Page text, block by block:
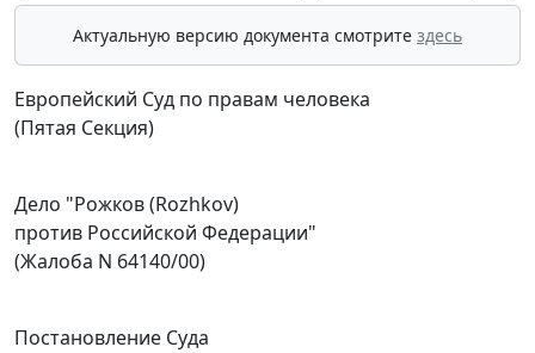
Актуальную версию документа смотрите здесь
Европейский Суд по правам человека
(Пятая Секция)
Дело "Рожков (Rozhkov)
против Российской Федерации"
(Жалоба N 64140/00)
Постановление Суда